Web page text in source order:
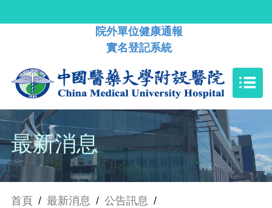
院外單位健康通報
實名登記系統
最新消息
首頁 / 最新消息 / 公告訊息 /